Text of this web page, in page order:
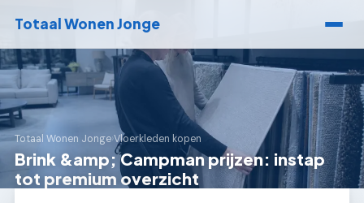
Totaal Wonen Jonge
Totaal Wonen Jonge›Vloerkleden kopen
Brink &amp; Campman prijzen: instap
tot premium overzicht